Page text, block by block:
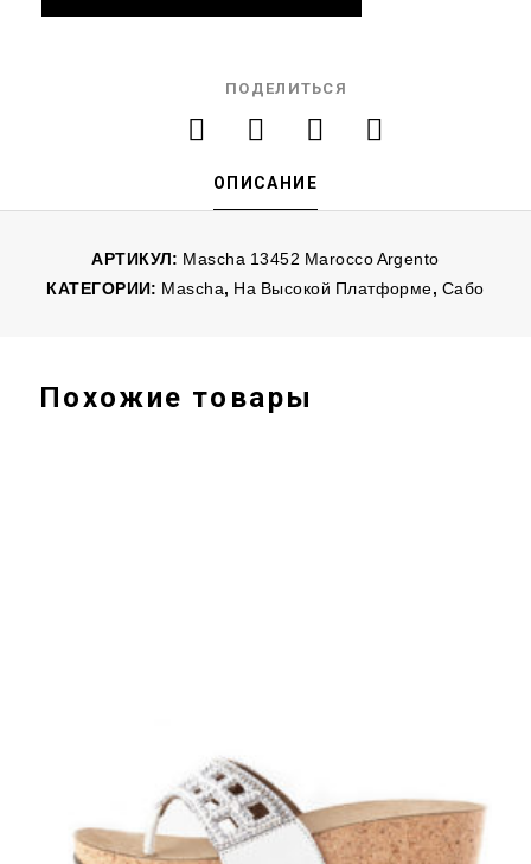
ПОДЕЛИТЬСЯ
ОПИСАНИЕ
АРТИКУЛ: Mascha 13452 Marocco Argento
КАТЕГОРИИ: Mascha, На Высокой Платформе, Сабо
Похожие товары